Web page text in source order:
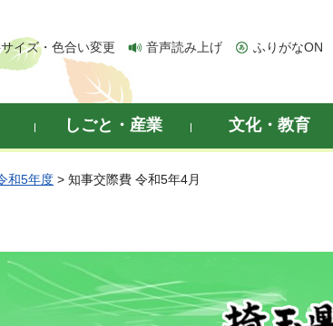
イズ・色合い変更 音声読み上げ ふりがなON
しごと・産業 文化・教育
和5年度 > 知事交際費 令和5年4月